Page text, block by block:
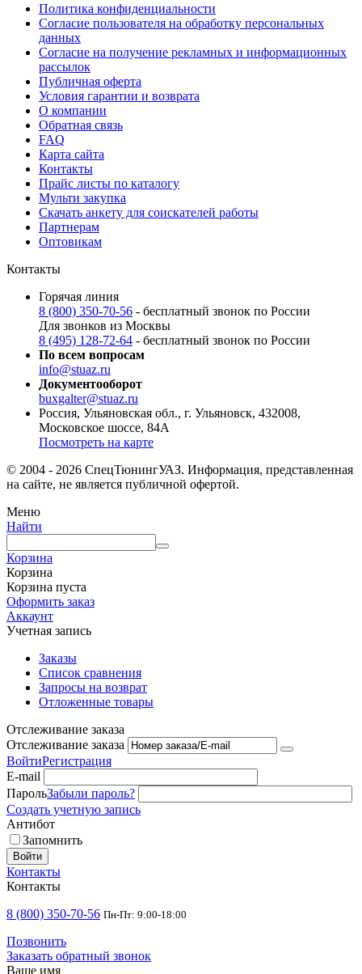
Политика конфиденциальности
Согласие пользователя на обработку персональных
данных
Согласие на получение рекламных и информационных
рассылок
Публичная оферта
Условия гарантии и возврата
О компании
Обратная связь
FAQ
Карта сайта
Контакты
Прайс листы по каталогу
Мульти закупка
Скачать анкету для соискателей работы
Партнерам
Оптовикам
Контакты
Горячая линия
8 (800) 350-70-56 - бесплатный звонок по России
Для звонков из Москвы
8 (495) 128-72-64 - бесплатный звонок по России
По всем вопросам
info@stuaz.ru
Документооборот
buxgalter@stuaz.ru
Россия, Ульяновская обл., г. Ульяновск, 432008,
Московское шоссе, 84А
Посмотреть на карте
© 2004 - 2026 СпецТюнингУАЗ. Информация, представленная
на сайте, не является публичной офертой.
Меню
Найти
Корзина
Корзина
Корзина пуста
Оформить заказ
Аккаунт
Учетная запись
Заказы
Список сравнения
Запросы на возврат
Отложенные товары
Отслеживание заказа
Отслеживание заказа
ВойтиРегистрация
E-mail
ПарольЗабыли пароль?
Создать учетную запись
Антибот
Запомнить
Войти
Контакты
Контакты
8 (800) 350-70-56 Пн-Пт: 9:00-18:00
Позвонить
Заказать обратный звонок
Ваше имя